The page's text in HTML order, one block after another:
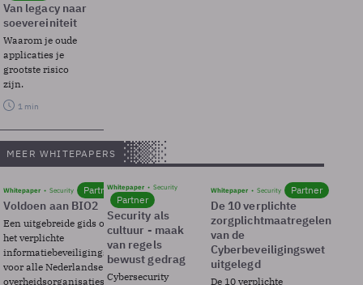
Van legacy naar
soevereiniteit
Waarom je oude
applicaties je
grootste risico
zijn.
1 min
MEER WHITEPAPERS
Whitepaper Security Partner
Voldoen aan BIO2
Een uitgebreide gids over BIO2,
het verplichte
informatiebeveiligingsframework
voor alle Nederlandse
overheidsorganisaties.
Whitepaper Security
Partner
Security als
cultuur - maak
van regels
bewust gedrag
Cybersecurity
Whitepaper Security Partner
De 10 verplichte
zorgplichtmaatregelen
van de
Cyberbeveiligingswet
uitgelegd
De 10 verplichte